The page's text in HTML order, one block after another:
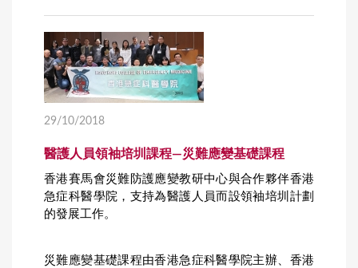
29/10/2018
醫護人員領袖培圳課程—災難應變基礎課程
香港賽馬會災難防護應變教研中心與合作夥伴香港
急症科醫學院，支持為醫護人員而設領袖培圳計劃
的發展工作。
災難應變基礎課程由香港急症科醫學院主辦、香港